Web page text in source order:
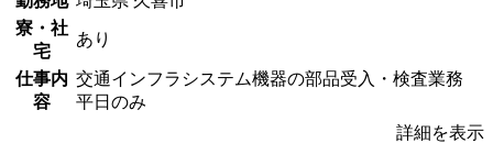
寮・社
宅
あり
仕事内
容
交通インフラシステム機器の部品受入・検査業務
平日のみ
詳細を表示